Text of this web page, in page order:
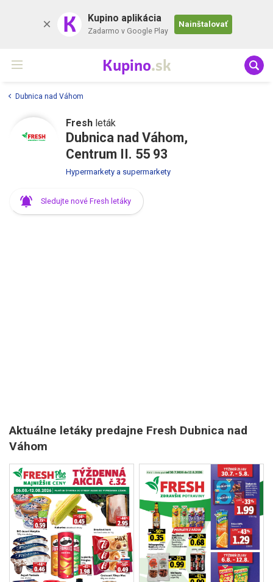
K Kupino aplikácia
Zadarmo v Google Play
Nainštalovať
Kupino.sk
Dubnica nad Váhom
Fresh leták
Dubnica nad Váhom,
Centrum II. 55 93
Hypermarkety a supermarkety
Sledujte nové Fresh letáky
Aktuálne letáky predajne Fresh Dubnica nad
Váhom